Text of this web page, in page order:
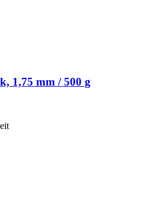
1,75 mm / 500 g